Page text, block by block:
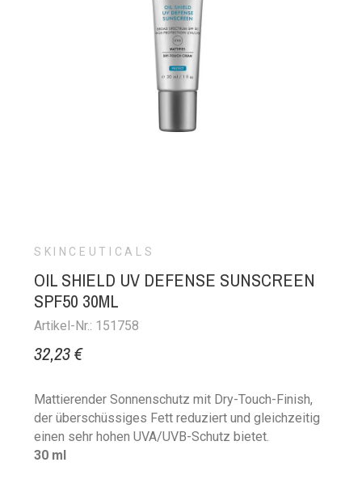
SKINCEUTICALS
OIL SHIELD UV DEFENSE SUNSCREEN
SPF50 30ML
Artikel-Nr.: 151758
32,23 €
Mattierender Sonnenschutz mit Dry-Touch-Finish,
der überschüssiges Fett reduziert und gleichzeitig
einen sehr hohen UVA/UVB-Schutz bietet.
30 ml